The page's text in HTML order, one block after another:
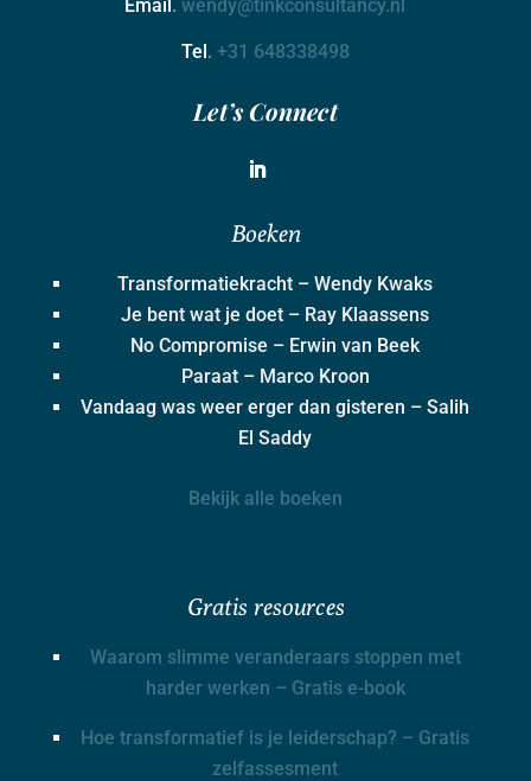
Email.wendy@tinkconsultancy.nl
Tel. +31 648338498
Let’s Connect
Boeken
Transformatiekracht – Wendy Kwaks
Je bent wat je doet – Ray Klaassens
No Compromise – Erwin van Beek
Paraat – Marco Kroon
Vandaag was weer erger dan gisteren – Salih
El Saddy
Bekijk alle boeken
Gratis resources
Waarom slimme veranderaars stoppen met
harder werken – Gratis e-book
Hoe transformatief is je leiderschap? – Gratis
zelfassesment